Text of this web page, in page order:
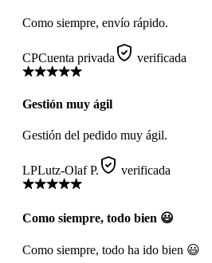
Como siempre, envío rápido.
CPCuenta privada verificada
Gestión muy ágil
Gestión del pedido muy ágil.
LPLutz-Olaf P. verificada
Como siempre, todo bien 😃
Como siempre, todo ha ido bien 😃